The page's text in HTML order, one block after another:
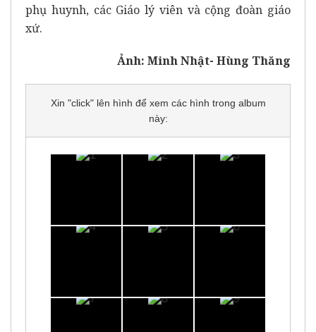
phụ huynh, các Giáo lý viên và cộng đoàn giáo
xứ.
Ảnh: Minh Nhật- Hùng Thăng
Xin "click" lên hình để xem các hình trong album
này: